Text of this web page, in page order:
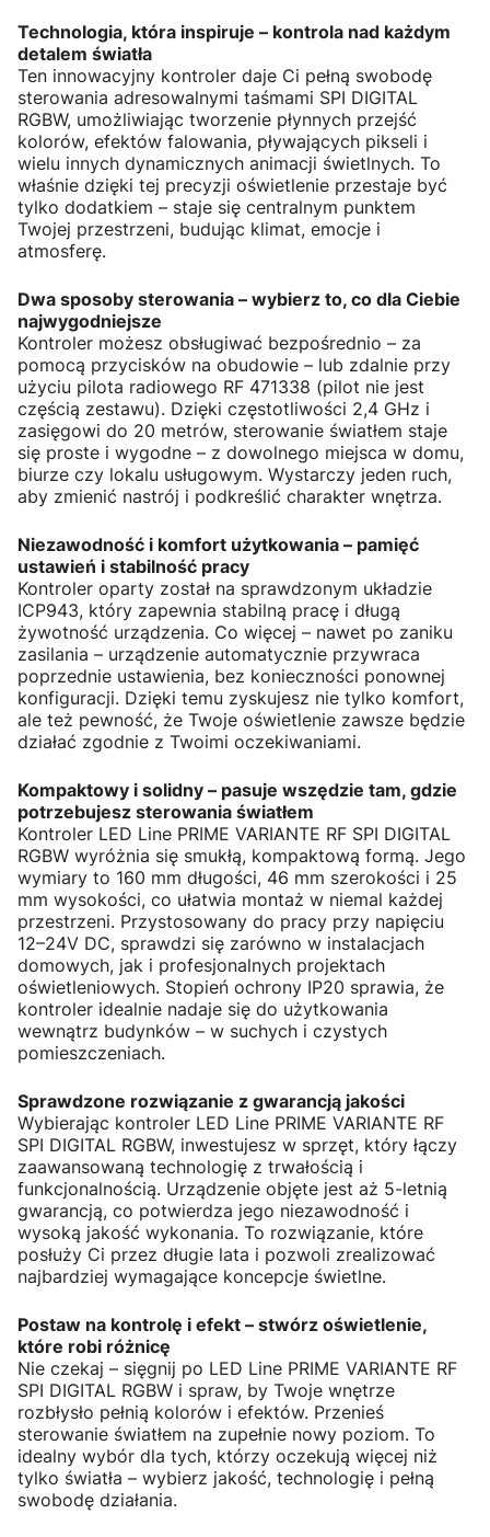
Technologia, która inspiruje – kontrola nad każdym
detalem światła
Ten innowacyjny kontroler daje Ci pełną swobodę
sterowania adresowalnymi taśmami SPI DIGITAL
RGBW, umożliwiając tworzenie płynnych przejść
kolorów, efektów falowania, pływających pikseli i
wielu innych dynamicznych animacji świetlnych. To
właśnie dzięki tej precyzji oświetlenie przestaje być
tylko dodatkiem – staje się centralnym punktem
Twojej przestrzeni, budując klimat, emocje i
atmosferę.
Dwa sposoby sterowania – wybierz to, co dla Ciebie
najwygodniejsze
Kontroler możesz obsługiwać bezpośrednio – za
pomocą przycisków na obudowie – lub zdalnie przy
użyciu pilota radiowego RF 471338 (pilot nie jest
częścią zestawu). Dzięki częstotliwości 2,4 GHz i
zasięgowi do 20 metrów, sterowanie światłem staje
się proste i wygodne – z dowolnego miejsca w domu,
biurze czy lokalu usługowym. Wystarczy jeden ruch,
aby zmienić nastrój i podkreślić charakter wnętrza.
Niezawodność i komfort użytkowania – pamięć
ustawień i stabilność pracy
Kontroler oparty został na sprawdzonym układzie
ICP943, który zapewnia stabilną pracę i długą
żywotność urządzenia. Co więcej – nawet po zaniku
zasilania – urządzenie automatycznie przywraca
poprzednie ustawienia, bez konieczności ponownej
konfiguracji. Dzięki temu zyskujesz nie tylko komfort,
ale też pewność, że Twoje oświetlenie zawsze będzie
działać zgodnie z Twoimi oczekiwaniami.
Kompaktowy i solidny – pasuje wszędzie tam, gdzie
potrzebujesz sterowania światłem
Kontroler LED Line PRIME VARIANTE RF SPI DIGITAL
RGBW wyróżnia się smukłą, kompaktową formą. Jego
wymiary to 160 mm długości, 46 mm szerokości i 25
mm wysokości, co ułatwia montaż w niemal każdej
przestrzeni. Przystosowany do pracy przy napięciu
12–24V DC, sprawdzi się zarówno w instalacjach
domowych, jak i profesjonalnych projektach
oświetleniowych. Stopień ochrony IP20 sprawia, że
kontroler idealnie nadaje się do użytkowania
wewnątrz budynków – w suchych i czystych
pomieszczeniach.
Sprawdzone rozwiązanie z gwarancją jakości
Wybierając kontroler LED Line PRIME VARIANTE RF
SPI DIGITAL RGBW, inwestujesz w sprzęt, który łączy
zaawansowaną technologię z trwałością i
funkcjonalnością. Urządzenie objęte jest aż 5-letnią
gwarancją, co potwierdza jego niezawodność i
wysoką jakość wykonania. To rozwiązanie, które
posłuży Ci przez długie lata i pozwoli zrealizować
najbardziej wymagające koncepcje świetlne.
Postaw na kontrolę i efekt – stwórz oświetlenie,
które robi różnicę
Nie czekaj – sięgnij po LED Line PRIME VARIANTE RF
SPI DIGITAL RGBW i spraw, by Twoje wnętrze
rozbłysło pełnią kolorów i efektów. Przenieś
sterowanie światłem na zupełnie nowy poziom. To
idealny wybór dla tych, którzy oczekują więcej niż
tylko światła – wybierz jakość, technologię i pełną
swobodę działania.